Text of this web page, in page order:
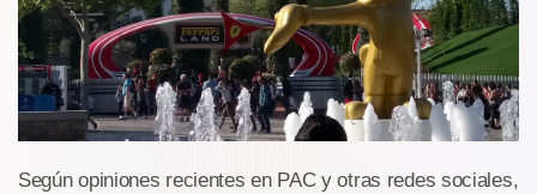
Según opiniones recientes en PAC y otras redes sociales,